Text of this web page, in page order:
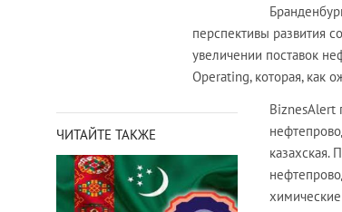
перспективы развития
увеличении поставок
Operating, которая, как
ЧИТАЙТЕ ТАКЖЕ
BiznesAlert
казахская.
химические